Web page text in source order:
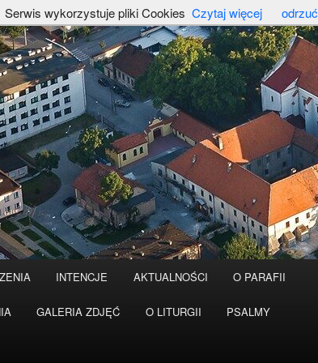
INTENCJE AKTUALNOŚCI O PARAFII
GALERIA ZDJĘĆ O LITURGII PSALMY
Serwis wykorzystuje pliki Cookies Czytaj więcej odrzuć